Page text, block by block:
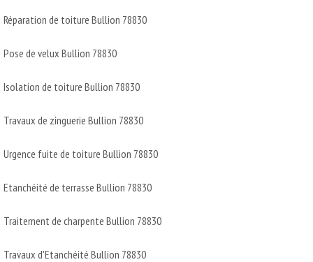
Réparation de toiture Bullion 78830
Pose de velux Bullion 78830
Isolation de toiture Bullion 78830
Travaux de zinguerie Bullion 78830
Urgence fuite de toiture Bullion 78830
Etanchéité de terrasse Bullion 78830
Traitement de charpente Bullion 78830
Travaux d'Etanchéité Bullion 78830